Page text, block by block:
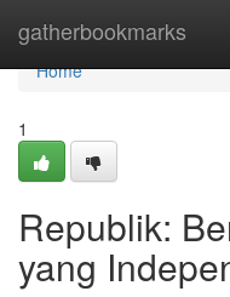
gatherbookmarks
Home
Home
1
Republik:
yang